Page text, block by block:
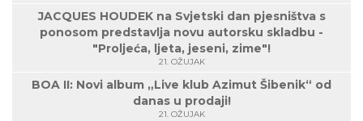
JACQUES HOUDEK na Svjetski dan pjesništva s
ponosom predstavlja novu autorsku skladbu -
"Proljeća, ljeta, jeseni, zime"!
21. OŽUJAK
BOA II: Novi album „Live klub Azimut Šibenik“ od
danas u prodaji!
21. OŽUJAK